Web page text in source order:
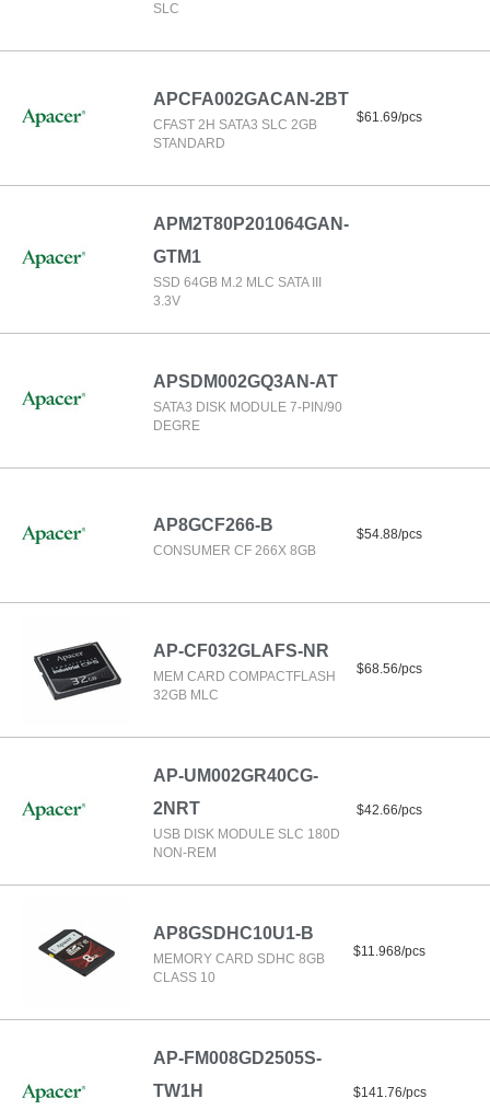
SLC
APCFA002GACAN-2BT
CFAST 2H SATA3 SLC 2GB
STANDARD
$61.69/pcs
APM2T80P201064GAN-
GTM1
SSD 64GB M.2 MLC SATA III
3.3V
APSDM002GQ3AN-AT
SATA3 DISK MODULE 7-PIN/90
DEGRE
AP8GCF266-B
CONSUMER CF 266X 8GB
$54.88/pcs
AP-CF032GLAFS-NR
MEM CARD COMPACTFLASH
32GB MLC
$68.56/pcs
AP-UM002GR40CG-
2NRT
USB DISK MODULE SLC 180D
NON-REM
$42.66/pcs
AP8GSDHC10U1-B
MEMORY CARD SDHC 8GB
CLASS 10
$11.968/pcs
AP-FM008GD2505S-
TW1H
$141.76/pcs